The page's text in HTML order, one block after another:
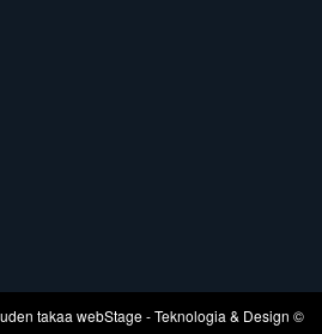
takaawebStage- Teknologia & Design ©